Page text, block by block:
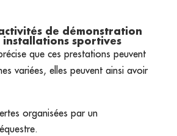
de démonstration
installations sportives
que ces prestations peuvent
variées, elles peuvent ainsi avoir
organisées par un